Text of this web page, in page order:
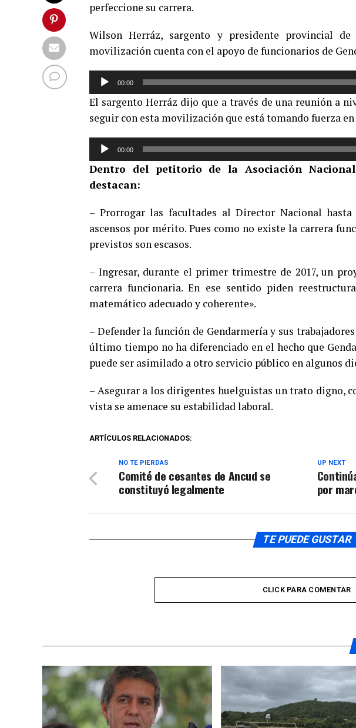
perfeccione su carrera.
Wilson Herráz, sargento y presidente provincial
movilización cuenta con el apoyo de funcionarios de
Reproductor
audio
00:00
El sargento Herráz dijo que a través de una reunión a
seguir con esta movilización que está tomando fuerza
Reproductor
audio
00:00
Dentro del petitorio de la Asociación Nacional
destacan:
– Prorrogar las facultades al Director Nacional
ascensos por mérito. Pues como no existe la carrera
previstos son escasos.
– Ingresar, durante el primer trimestre de 2017, un
carrera funcionaria. En ese sentido piden
matemático adecuado y coherente».
– Defender la función de Gendarmería y sus
último tiempo no ha diferenciado en el hecho que
puede ser asimilado a otro servicio público en algunos
– Asegurar a los dirigentes huelguistas un trato digno,
vista se amenace su estabilidad laboral.
ARTÍCULOS RELACIONADOS:
UP NEXT
por
NO TE PIERDAS
Comité de cesantes de Ancud se
constituyó legalmente
TE PUEDE GUSTAR
CLICK PARA COMENTAR